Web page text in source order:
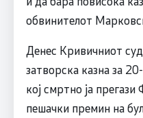
обвинителот
Денес Кривичниот
затворска казна за
кој смртно ја
пешачки премин на